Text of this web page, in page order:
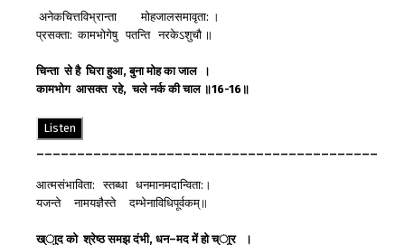
अनेकचित्तविभ्रान्ता मोहजालसमावृता: ।
प्रसक्ता: कामभोगेषु पतन्ति नरकेऽशुचौ ॥
चिन्ता से है घिरा हुआ,बुना मोह का जाल
।
कामभोग आसक्त रहे,चले नर्क की चाल ॥16-16 ॥
Listen
आत्मसंभाविता: स्तब्धा धनमानमदान्विता:।
यजन्ते नामयज्ञैस्ते दम्भेनाविधिपूर्वकम्॥
ख्ाुद को श्रेष्ठ समझ दंभी, धन–मद में हो च्ाूर
।